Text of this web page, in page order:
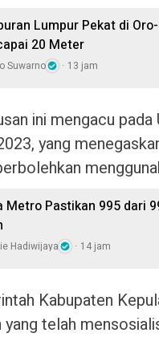
Lumpur Pekat di
20 Meter
Suwarno 13 jam
ini mengacu
yang
Metro Pastikan 995 dari
Hadiwijaya 14 jam
Kabupaten
yang telah